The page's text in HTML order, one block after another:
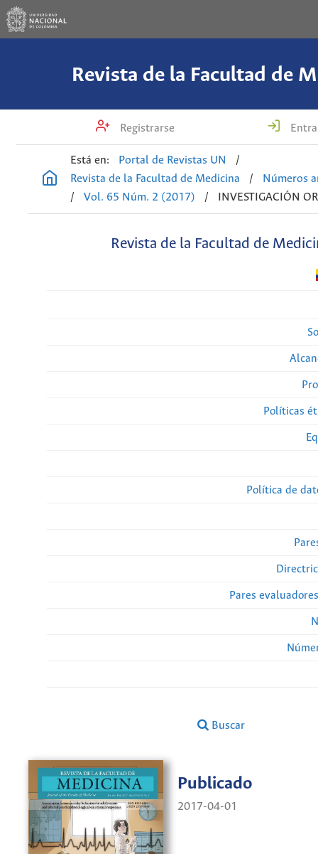
Revista de la Facultad de
Registrarse
Está en: Portal de Revistas UN
/
Revista de la Facultad de Medicina
/
Números
/
Vol. 65 Núm. 2 (2017) / INVESTIGACIÓN
Revista de la Facultad de
Políticas
Política de
Pares
Buscar
Publicado
2017-04-01